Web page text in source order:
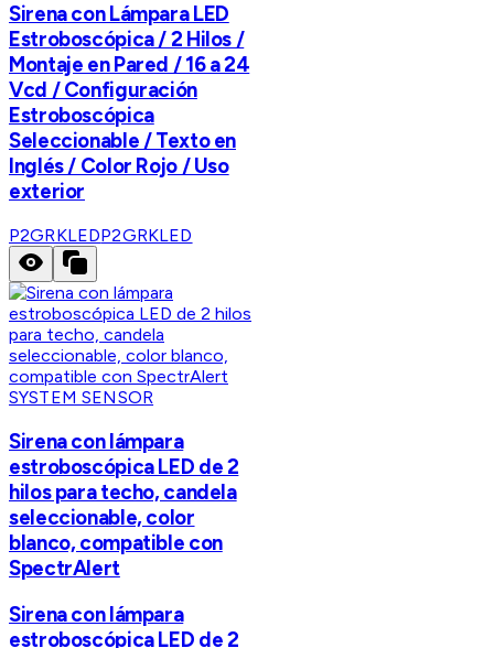
Sirena con Lámpara LED
Estroboscópica / 2 Hilos /
Montaje en Pared / 16 a 24
Vcd / Configuración
Estroboscópica
Seleccionable / Texto en
Inglés / Color Rojo / Uso
exterior
P2GRKLEDP2GRKLED
SYSTEM SENSOR
Sirena con lámpara
estroboscópica LED de 2
hilos para techo, candela
seleccionable, color
blanco, compatible con
SpectrAlert
Sirena con lámpara
estroboscópica LED de 2